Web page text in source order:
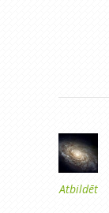
Atbildēt